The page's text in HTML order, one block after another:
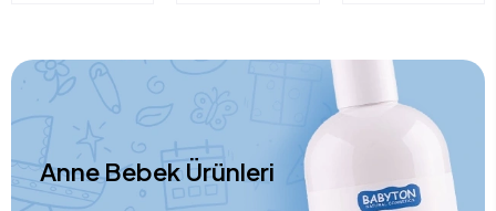
Anne Bebek Ürünleri